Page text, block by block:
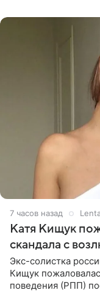
7 часов назад
Катя Кищук
скандала с
Экс-солистка
Кищук
поведения (РПП)